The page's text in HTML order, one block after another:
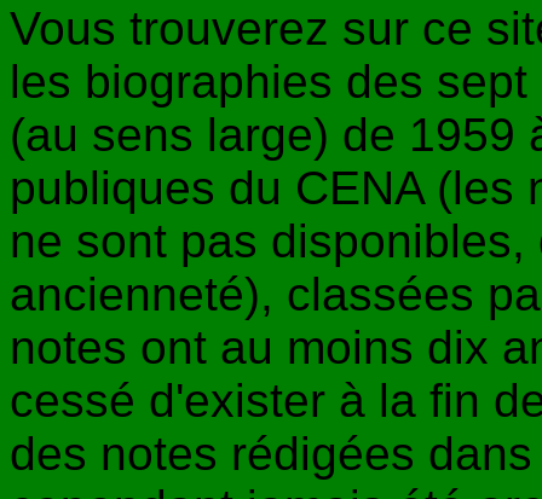
Vous trouverez sur ce
les biographies des
(au sens large) de 1959
publiques du CENA (les
ne sont pas
ancienneté), classées
notes ont au moins dix
cessé d'exister à la fin
des notes rédigées